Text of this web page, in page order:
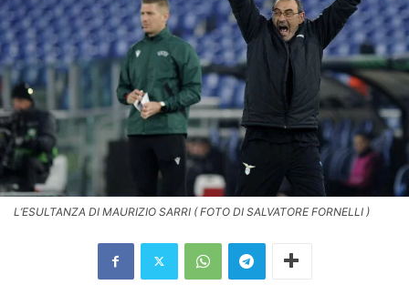
L’ESULTANZA DI MAURIZIO SARRI ( FOTO DI SALVATORE FORNELLI )